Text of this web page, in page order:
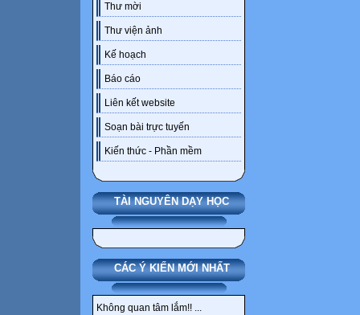
Thư mời
Thư viện ảnh
Kế hoạch
Báo cáo
Liên kết website
Soạn bài trực tuyến
Kiến thức - Phần mềm
TÀI NGUYÊN DẠY HỌC
CÁC Ý KIẾN MỚI NHẤT
Không quan tâm lắm!! ...